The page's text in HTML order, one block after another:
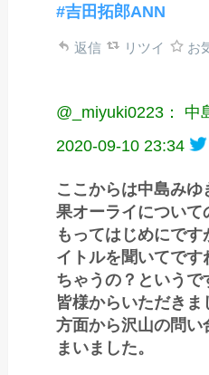
#吉田拓郎ANN
返信 リツイ お
@_miyuki0223： 中
2020-09-10 23:34
ここからは中島み
果オーライについ
もってはじめにで
イトルを聞いてです
ちゃうの？という
皆様からいただき
方面から沢山の問い
まいました。